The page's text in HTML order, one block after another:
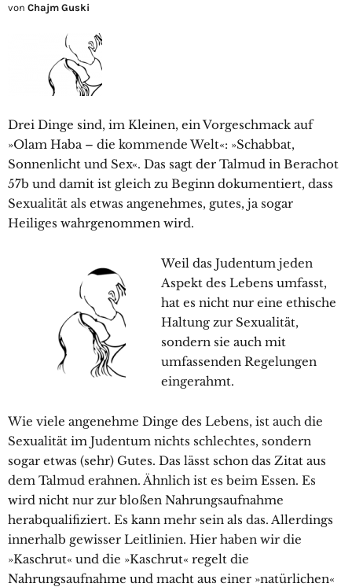
von Chajm Guski
Drei Dinge sind, im Kleinen, ein Vorgeschmack auf
»Olam Haba – die kommende Welt«: »Schabbat,
Sonnenlicht und Sex«. Das sagt der Talmud in Berachot
57b und damit ist gleich zu Beginn dokumentiert, dass
Sexualität als etwas angenehmes, gutes, ja sogar
Heiliges wahrgenommen wird.
Weil das Judentum jeden
Aspekt des Lebens umfasst,
hat es nicht nur eine ethische
Haltung zur Sexualität,
sondern sie auch mit
umfassenden Regelungen
eingerahmt.
Wie viele angenehme Dinge des Lebens, ist auch die
Sexualität im Judentum nichts schlechtes, sondern
sogar etwas (sehr) Gutes. Das lässt schon das Zitat aus
dem Talmud erahnen. Ähnlich ist es beim Essen. Es
wird nicht nur zur bloßen Nahrungsaufnahme
herabqualifiziert. Es kann mehr sein als das. Allerdings
innerhalb gewisser Leitlinien. Hier haben wir die
»Kaschrut« und die »Kaschrut« regelt die
Nahrungsaufnahme und macht aus einer »natürlichen«